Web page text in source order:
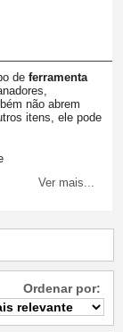
de ferramenta
não abrem
itens, ele pode
reto e
Ver mais...
Ordenar por: